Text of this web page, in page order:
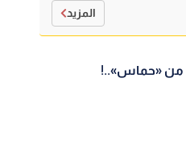
المزيد
من «حماس»..!